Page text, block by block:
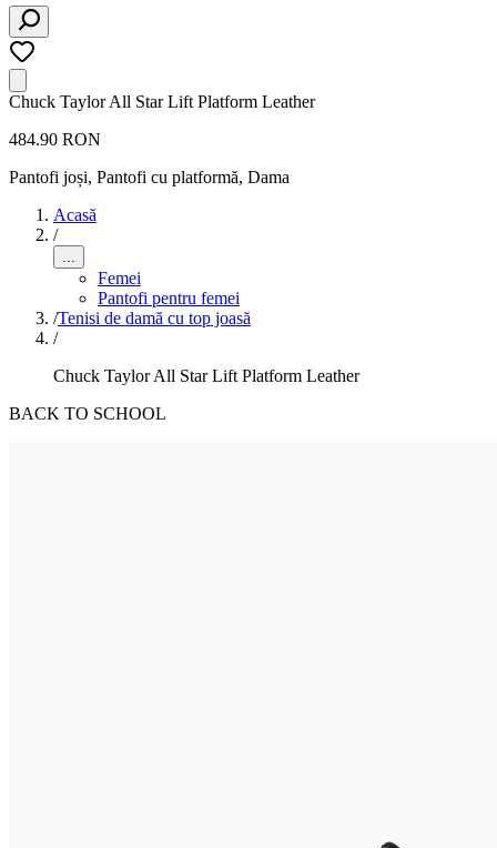
Chuck Taylor All Star Lift Platform Leather
484.90 RON
Pantofi joși, Pantofi cu platformă, Dama
Acasă
/
...
Femei
Pantofi pentru femei
/Tenisi de damă cu top joasă
/
Chuck Taylor All Star Lift Platform Leather
BACK TO SCHOOL